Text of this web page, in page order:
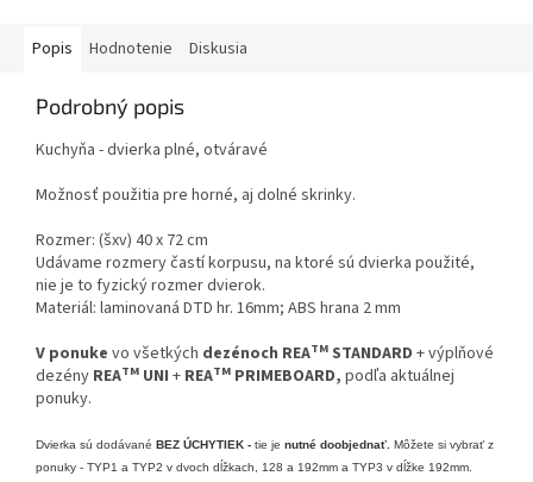
Popis Hodnotenie Diskusia
Podrobný popis
Kuchyňa - dvierka plné, otváravé
Možnosť použitia pre horné, aj dolné skrinky.
Rozmer: (šxv) 40 x 72 cm
Udávame rozmery častí korpusu, na ktoré sú dvierka použité,
nie je to fyzický rozmer dvierok.
Materiál: laminovaná DTD hr. 16mm; ABS hrana 2 mm
V ponuke vo všetkých dezénoch REATM STANDARD + výplňové
dezény REATM UNI + REATM PRIMEBOARD, podľa aktuálnej
ponuky.
Dvierka sú dodávané BEZ ÚCHYTIEK - tie je nutné doobjednať. Môžete si vybrať z
ponuky - TYP1 a TYP2 v dvoch dĺžkach, 128 a 192mm a TYP3 v dĺžke 192mm.